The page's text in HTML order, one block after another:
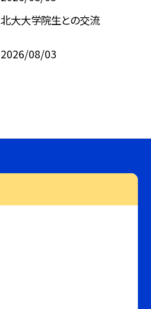
北大大学院生との交流
2026/08/03